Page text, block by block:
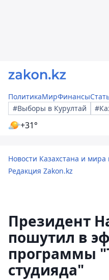
ПолитикаМирФинансы
#Выборы в Курултай
+31°
Новости Казахстана и мира
Редакция Zakon.kz
Президент
пошутил в
программы
студияда"